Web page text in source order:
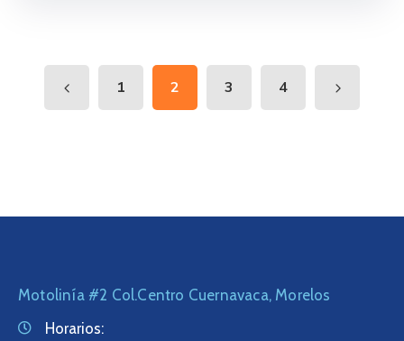
1 2 3 4
Motolinía #2 Col.Centro Cuernavaca, Morelos
Horarios: